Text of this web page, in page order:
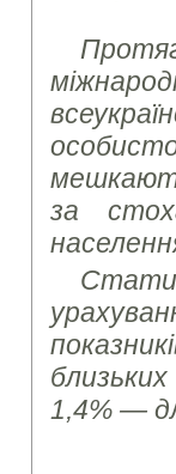
за
1,4% —